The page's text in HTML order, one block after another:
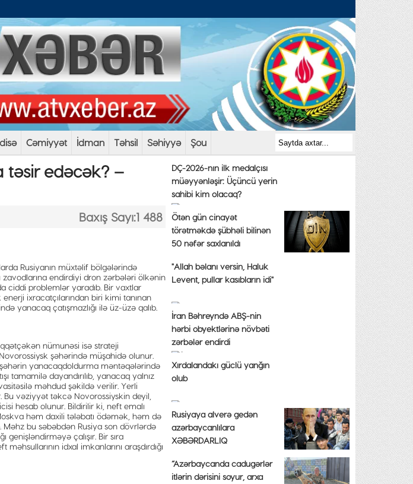
Cəmiyyət İdman Təhsil Səhiyyə Şou
təsir edəcək? –
Baxış Sayı:1 488
Rusiyanın müxtəlif bölgələrində
zavodlarına endirdiyi dron zərbələri ölkənin
ciddi problemlər yaradıb. Bir vaxtlar
ixracatçılarından biri kimi tanınan
yanacaq çatışmazlığı ilə üz-üzə qalıb.
nümunəsi isə strateji
şəhərində müşahidə olunur.
yanacaqdoldurma məntəqələrində
tamamilə dayandırılıb, yanacaq yalnız
məhdud şəkildə verilir. Yerli
vəziyyət təkcə Novorossiyskin deyil,
hesab olunur. Bildirilir ki, neft emalı
həm daxili tələbatı ödəmək, həm də
bu səbəbdən Rusiya son dövrlərdə
çalışır. Bir sıra
idxal imkanlarını araşdırdığı
DÇ-2026-nın ilk medalçısı
müəyyənləşir: Üçüncü yerin
sahibi kim olacaq?
Ötən gün cinayət
törətməkdə şübhəli bilinən
50 nəfər saxlanıldı
"Allah bəlanı versin, Haluk
Levent, pullar kasıbların idi"
İran Bəhreyndə ABŞ-nin
hərbi obyektlərinə növbəti
zərbələr endirdi
Xırdalandakı güclü yanğın
olub
Rusiyaya alverə gedən
azərbaycanlılara
XƏBƏRDARLIQ
“Azərbaycanda cadugərlər
itlərin dərisini soyur, arxa